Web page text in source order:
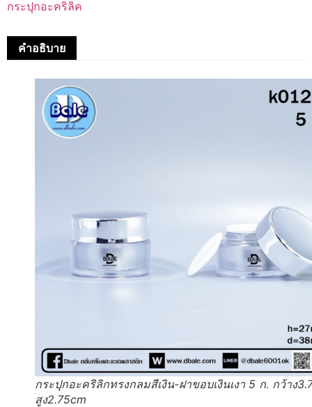
กระปุกอะคริลิค
คำอธิบาย
กระปุกอะคริลิกทรงกลมสีเงิน-ฝาขอบเงินเงา 5 ก. กว้าง
สูง2.75cm